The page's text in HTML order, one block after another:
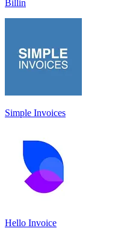
Billin
Simple Invoices
Hello Invoice